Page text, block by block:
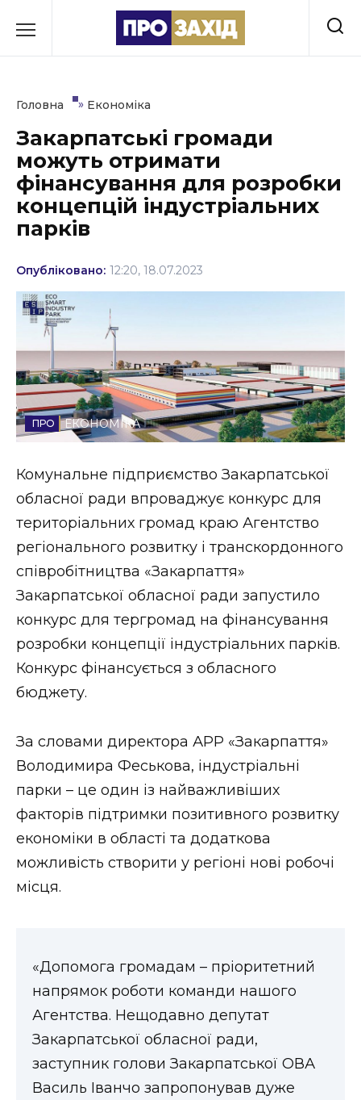
до
Культура
Освіта
Події
Політика
Соціум
Спорт
Стиль життя
Втрачений Ужгород
ЗАКАРПАТСЬКІ НОВИНИ
НОВИНИ ЗАХІДНОЇ УКРАЇНИ
ФОТО
Головна » Економіка
Закарпатські громади
можуть отримати
фінансування для розробки
концепцій індустріальних
парків
Опубліковано: 12:20, 18.07.2023
ЕКОНОМІКА
Комунальне підприємство Закарпатської
обласної ради впроваджує конкурс для
територіальних громад краю Агентство
регіонального розвитку і транскордонного
співробітництва «Закарпаття»
Закарпатської обласної ради запустило
конкурс для тергромад на фінансування
розробки концепції індустріальних парків.
Конкурс фінансується з обласного
бюджету.
За словами директора АРР «Закарпаття»
Володимира Феськова, індустріальні
парки – це один із найважливіших
факторів підтримки позитивного розвитку
економіки в області та додаткова
можливість створити у регіоні нові робочі
місця.
«Допомога громадам – пріоритетний
напрямок роботи команди нашого
Агентства. Нещодавно депутат
Закарпатської обласної ради,
заступник голови Закарпатської ОВА
Василь Іванчо запропонував дуже